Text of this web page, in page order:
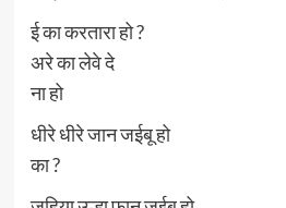
ई का करतारा हो ?
अरे का लेवे दे
ना हो
धीरे धीरे जान जईबू हो
का ?